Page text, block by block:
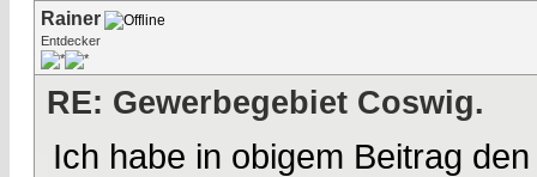
Rainer
Entdecker
RE: Gewerbegebiet Coswig.
Ich habe in obigem Beitrag